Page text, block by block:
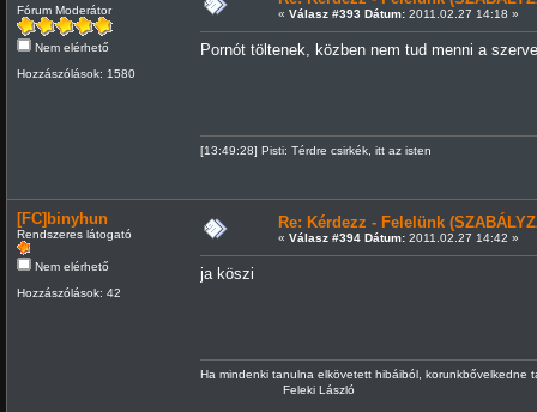
Fórum Moderátor
Nem elérhető
Hozzászólások: 1580
« Válasz #393 Dátum:2011.02.27 14:18 »
Pornót töltenek, közben nem tud menni a
[13:49:28] Pisti: Térdre csirkék, itt az isten
[FC]binyhun
Rendszeres látogató
Nem elérhető
Hozzászólások: 42
Re: Kérdezz - Felelünk
« Válasz #394 Dátum:2011.02.27 14:42 »
ja köszi
Ha mindenki tanulna elkövetett hibáiból, korunkbővelkedne
Feleki László